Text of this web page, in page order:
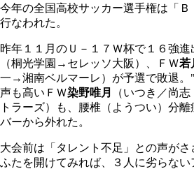
今年の全国高校サッカー選手権は「
行なわれた。
昨年１１月のＵ－１７Ｗ杯で１６強進
（桐光学園→セレッソ大阪）、ＦＷ若
一→湘南ベルマーレ）が予選で敗退
声も高いＦＷ染野唯月
（いつき／尚
トラーズ）も、腰椎（ようつい）分
バーから外れた。
大会前は「タレント不足」との声がさ
ふたを開けてみれば、３人に劣らな